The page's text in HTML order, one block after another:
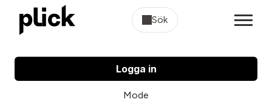
Sök
Logga in
Mode